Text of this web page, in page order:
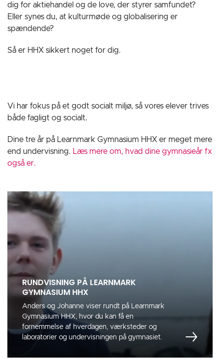
dig for aktiehandel og de love, der styrer samfundet?
Eller synes du, at kulturmøde og globalisering er
spændende?
Så er HHX sikkert noget for dig.
Vi har fokus på et godt socialt miljø, så vores elever trives
både fagligt og socialt.
Dine tre år på Learnmark Gymnasium HHX er meget mere
end undervisning. Læs mere om, hvad dine gymnasieår fx
også er.
RUNDVISNING PÅ LEARNMARK
GYMNASIUM HHX
Anders og Johanne viser rundt på Learnmark
Gymnasium HHX, hvor du kan få en
fornemmelse af hverdagen, værksteder og
laboratorier og undervisningen på gymnasiet.